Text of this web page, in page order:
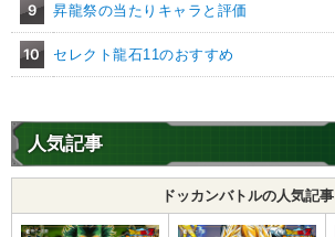
9 昇龍祭の当たりキャラと評価
10 セレクト龍石11のおすすめ
人気記事
ドッカンバトルの人気記事